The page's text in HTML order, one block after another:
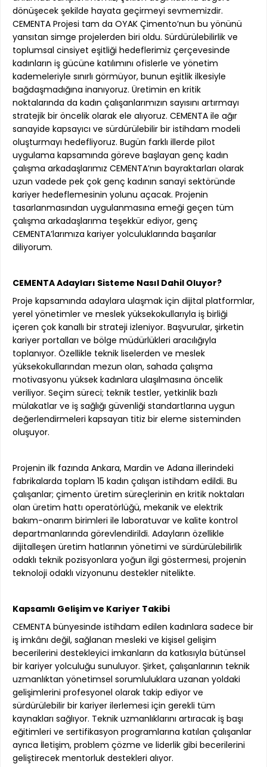
dönüşecek şekilde hayata geçirmeyi sevmemizdir.
CEMENTA Projesi tam da OYAK Çimento’nun bu yönünü
yansıtan simge projelerden biri oldu. Sürdürülebilirlik ve
toplumsal cinsiyet eşitliği hedeflerimiz çerçevesinde
kadınların iş gücüne katılımını ofislerle ve yönetim
kademeleriyle sınırlı görmüyor, bunun eşitlik ilkesiyle
bağdaşmadığına inanıyoruz. Üretimin en kritik
noktalarında da kadın çalışanlarımızın sayısını artırmayı
stratejik bir öncelik olarak ele alıyoruz. CEMENTA ile ağır
sanayide kapsayıcı ve sürdürülebilir bir istihdam modeli
oluşturmayı hedefliyoruz. Bugün farklı illerde pilot
uygulama kapsamında göreve başlayan genç kadın
çalışma arkadaşlarımız CEMENTA’nın bayraktarları olarak
uzun vadede pek çok genç kadının sanayi sektöründe
kariyer hedeflemesinin yolunu açacak. Projenin
tasarlanmasından uygulanmasına emeği geçen tüm
çalışma arkadaşlarıma teşekkür ediyor, genç
CEMENTA’larımıza kariyer yolculuklarında başarılar
diliyorum.
CEMENTA Adayları Sisteme Nasıl Dahil Oluyor?
Proje kapsamında adaylara ulaşmak için dijital platformlar,
yerel yönetimler ve meslek yüksekokullarıyla iş birliği
içeren çok kanallı bir strateji izleniyor. Başvurular, şirketin
kariyer portalları ve bölge müdürlükleri aracılığıyla
toplanıyor. Özellikle teknik liselerden ve meslek
yüksekokullarından mezun olan, sahada çalışma
motivasyonu yüksek kadınlara ulaşılmasına öncelik
veriliyor. Seçim süreci; teknik testler, yetkinlik bazlı
mülakatlar ve iş sağlığı güvenliği standartlarına uygun
değerlendirmeleri kapsayan titiz bir eleme sisteminden
oluşuyor.
Projenin ilk fazında Ankara, Mardin ve Adana illerindeki
fabrikalarda toplam 15 kadın çalışan istihdam edildi. Bu
çalışanlar; çimento üretim süreçlerinin en kritik noktaları
olan üretim hattı operatörlüğü, mekanik ve elektrik
bakım-onarım birimleri ile laboratuvar ve kalite kontrol
departmanlarında görevlendirildi. Adayların özellikle
dijitalleşen üretim hatlarının yönetimi ve sürdürülebilirlik
odaklı teknik pozisyonlara yoğun ilgi göstermesi, projenin
teknoloji odaklı vizyonunu destekler nitelikte.
Kapsamlı Gelişim ve Kariyer Takibi
CEMENTA bünyesinde istihdam edilen kadınlara sadece bir
iş imkânı değil, sağlanan mesleki ve kişisel gelişim
becerilerini destekleyici imkanların da katkısıyla bütünsel
bir kariyer yolculuğu sunuluyor. Şirket, çalışanlarının teknik
uzmanlıktan yönetimsel sorumluluklara uzanan yoldaki
gelişimlerini profesyonel olarak takip ediyor ve
sürdürülebilir bir kariyer ilerlemesi için gerekli tüm
kaynakları sağlıyor. Teknik uzmanlıklarını artıracak iş başı
eğitimleri ve sertifikasyon programlarına katılan çalışanlar
ayrıca İletişim, problem çözme ve liderlik gibi becerilerini
geliştirecek mentorluk destekleri alıyor.